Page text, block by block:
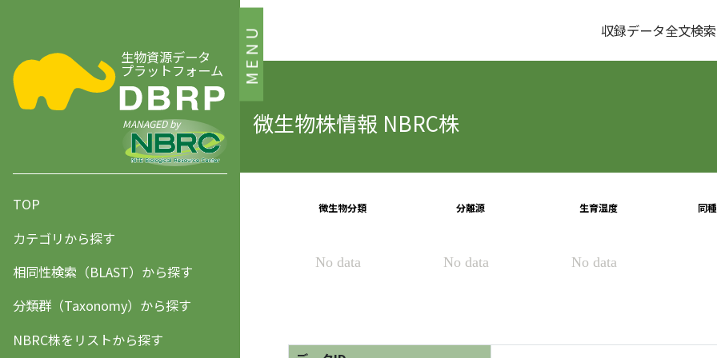
MENU
生物資源データ
プラットフォーム
MANAGED by
TOP
カテゴリから探す
相同性検索（BLAST）から探す
分類群（Taxonomy）から探す
NBRC株をリストから探す
収録データ全文検索
微生物株情報 NBRC株